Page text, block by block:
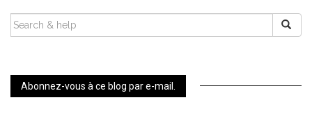
SEARCH
FOR:
Abonnez-vous à ce blog par e-mail.